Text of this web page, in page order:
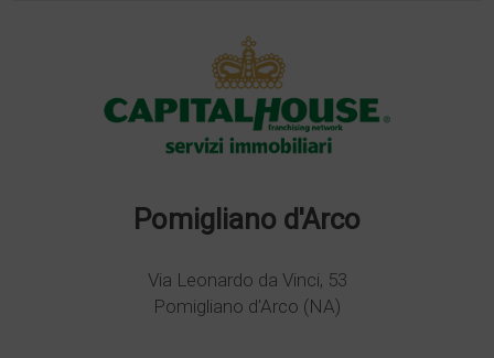
Pomigliano d'Arco
Via Leonardo da Vinci, 53
Pomigliano d'Arco (NA)